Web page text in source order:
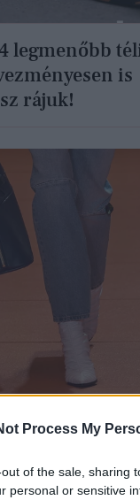
Process My
of the sale, sharing
personal or sensitive
legmenőbb
is
rájuk!
optikai
amit